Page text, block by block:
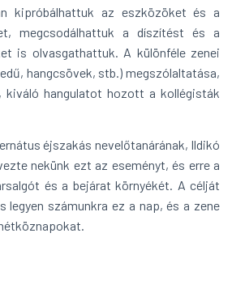
kipróbálhattuk az eszközöket és a
megcsodálhattuk a díszítést és a
is olvasgathattuk. A különféle zenei
hangcsövek, stb.) megszólaltatása,
kiváló hangulatot hozott a kollégisták
éjszakás nevelőtanárának, Ildikó
nekünk ezt az eseményt, és erre a
és a bejárat környékét. A célját
legyen számunkra ez a nap, és a zene